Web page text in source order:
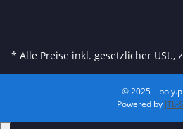
* Alle Preise inkl. gesetzlicher USt.,
© 2025 –
Powered by JTL-